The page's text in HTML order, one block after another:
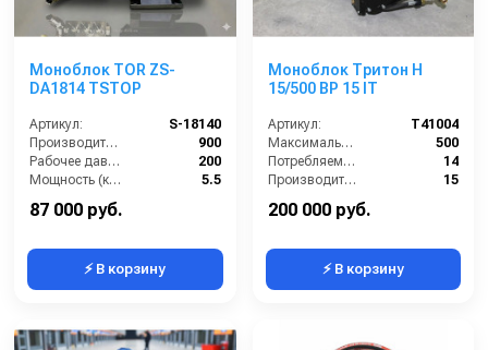
Моноблок TOR ZS-
DA1814 TSTOP
Артикул:
S-18140
Производительность (л/ч):
900
Рабочее давление (бар):
200
Мощность (кВт):
5.5
87 000 руб.
⚡ В корзину
Моноблок Тритон H
15/500 BP 15 IT
Артикул:
T41004
Максимальное давление (бар):
500
Потребляемая мощность (кВт):
14
Производительность (л/мин):
15
200 000 руб.
⚡ В корзину